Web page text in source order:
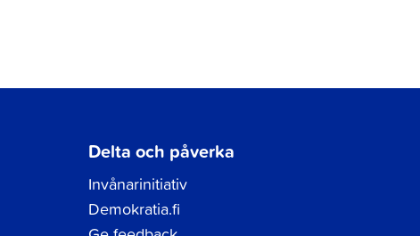
Delta och påverka
Invånarinitiativ
Demokratia.fi